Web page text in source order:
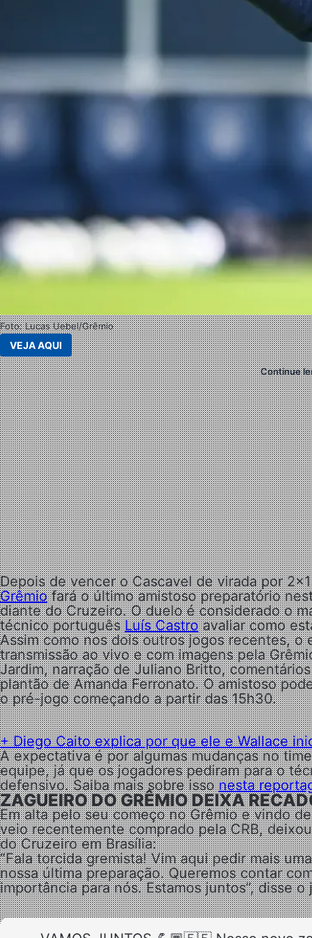
Foto: Lucas Uebel/Grêmio
VEJA AQUI
Continue
Depois de vencer o Cascavel de virada por
Grêmiofará o último amistoso preparatório
diante do Cruzeiro. O duelo é considerado o
técnico portuguêsLuís Castroavaliar como
Assim como nos dois outros jogos recentes,
transmissão ao vivo e com imagens pela
Jardim, narração de Juliano Britto,
plantão de Amanda Ferronato.O amistoso
o pré-jogo começando a partir das 15h30.
+ Diego Caito explica por que ele e Wallace
A expectativa é por algumas mudanças no
equipe, já que os jogadores pediram para o
defensivo. Saiba mais sobre issonesta
ZAGUEIRO DO GRÊMIO DEIXA
Em alta pelo seu começo no Grêmio e vindo
veio recentemente comprado pela CRB,
do Cruzeiro em Brasília:
“Fala torcida gremista! Vim aqui pedir mais
nossa última preparação. Queremos contar
importância para nós. Estamos juntos”, disse